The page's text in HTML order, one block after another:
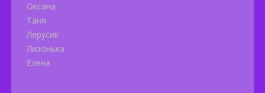
Оксана
Таня
Лерусик
Лизонька
Елена